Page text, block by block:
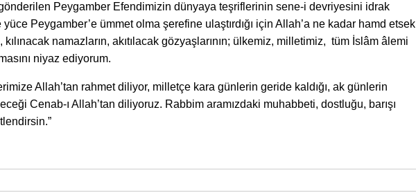
Peygamber Efendimizin dünyaya teşriflerinin sene-i devriyesini idrak
Peygamber’e ümmet olma şerefine ulaştırdığı için Allah’a ne kadar hamd etsek
namazların, akıtılacak gözyaşlarının; ülkemiz, milletimiz, tüm İslâm âlemi
niyaz ediyorum.
Allah’tan rahmet diliyor, milletçe kara günlerin geride kaldığı, ak günlerin
Cenab-ı Allah’tan diliyoruz. Rabbim aramızdaki muhabbeti, dostluğu, barışı